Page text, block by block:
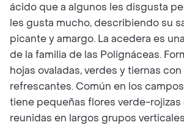
ácido que a algunos les disgusta
les gusta mucho, describiendo su
picante y amargo. La acedera es
de la familia de las Polignáceas.
hojas ovaladas, verdes y tiernas
refrescantes. Común en los
tiene pequeñas flores verde-rojizas
reunidas en largos grupos